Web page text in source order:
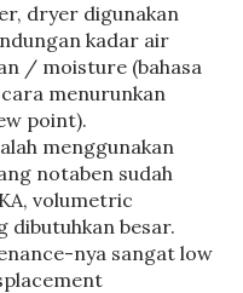
dryer digunakan
kadar air
/ moisture (bahasa
menurunkan
point).
menggunakan
notaben sudah
volumetric
dibutuhkan besar.
nya sangat low